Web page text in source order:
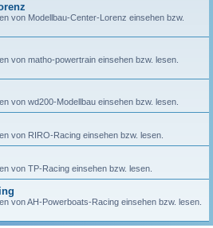
von Modellbau-Center-Lorenz einsehen bzw.
von matho-powertrain einsehen bzw. lesen.
von wd200-Modellbau einsehen bzw. lesen.
von RIRO-Racing einsehen bzw. lesen.
von TP-Racing einsehen bzw. lesen.
von AH-Powerboats-Racing einsehen bzw. lesen.